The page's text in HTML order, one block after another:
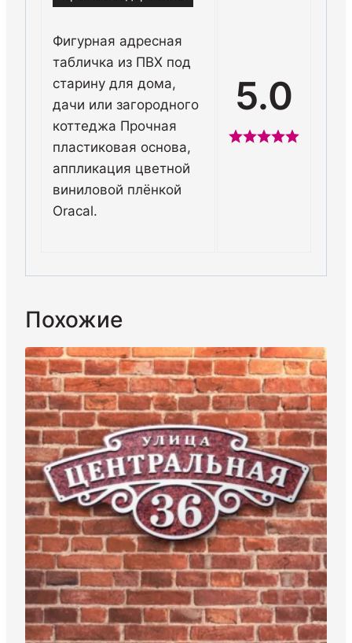
Фигурная адресная
табличка из ПВХ под
старину для дома,
дачи или загородного
коттеджа Прочная
пластиковая основа,
аппликация цветной
виниловой плёнкой
Oracal.
5.0
Похожие